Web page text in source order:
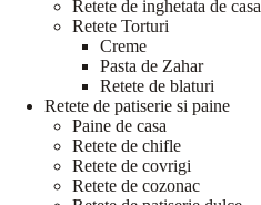
Retete de inghetata de casa
Retete Torturi
Creme
Pasta de Zahar
Retete de blaturi
Retete de patiserie si paine
Paine de casa
Retete de chifle
Retete de covrigi
Retete de cozonac